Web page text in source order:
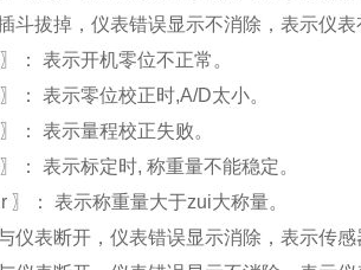
斗拔掉，仪表错误显示不消除，表示仪表
： 表示开机零位不正常。
： 表示零位校正时,A/D太小。
： 表示量程校正失败。
： 表示标定时, 称重量不能稳定。
〗： 表示称重量大于zui大称量。
仪表断开，仪表错误显示消除，表示传感